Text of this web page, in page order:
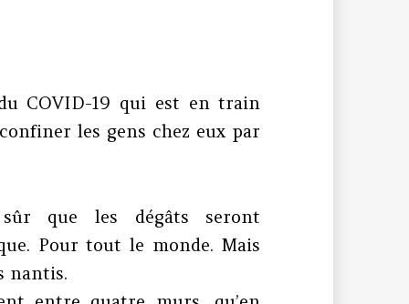
COVID-19 qui est en train
les gens chez eux par
que les dégâts seront
Pour tout le monde. Mais
nantis.